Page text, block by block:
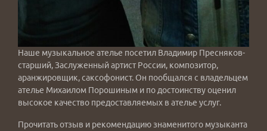
Наше музыкальное ателье посетил Владимир Пресняков-
старший, Заслуженный артист России, композитор,
аранжировщик, саксофонист. Он пообщался с владельцем
ателье Михаилом Порошиным и по достоинству оценил
высокое качество предоставляемых в ателье услуг.
Прочитать отзыв и рекомендацию знаменитого музыканта